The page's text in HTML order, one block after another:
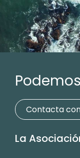
Contacta
La